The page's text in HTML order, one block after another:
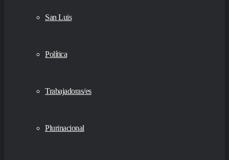
San Luis
Política
Trabajadoras/es
Plurinacional